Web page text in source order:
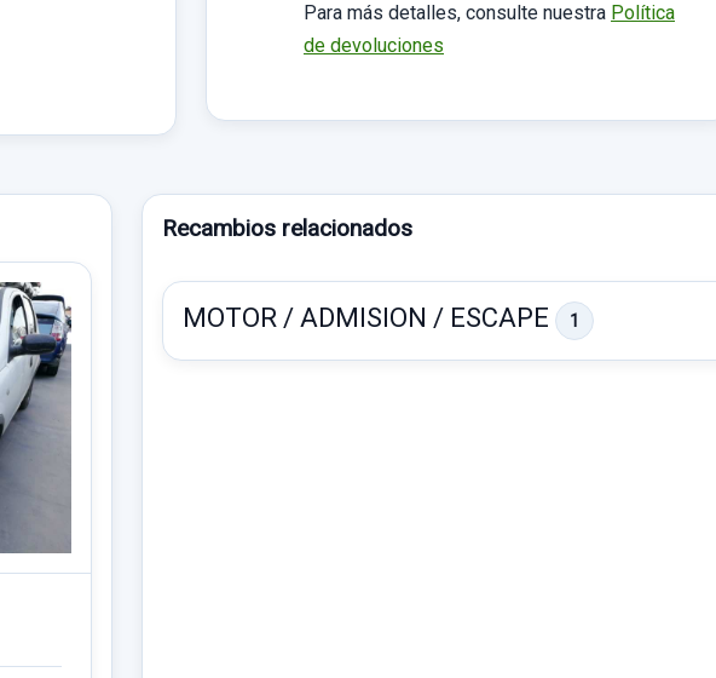
Para más detalles, consulte nuestra Política
de devoluciones
Recambios relacionados
MOTOR / ADMISION / ESCAPE 1